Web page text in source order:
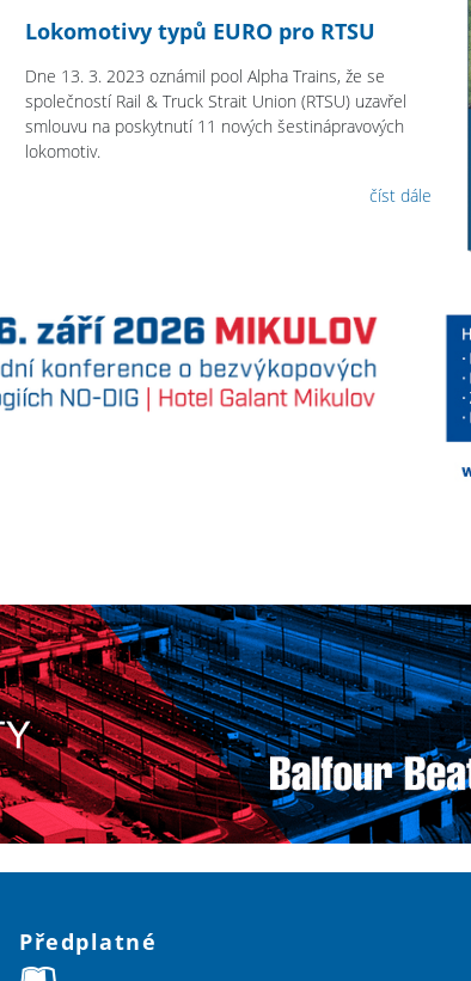
Lokomotivy typů EURO pro RTSU
Dne 13. 3. 2023 oznámil pool Alpha Trains, že se
společností Rail & Truck Strait Union (RTSU) uzavřel
smlouvu na poskytnutí 11 nových šestinápravových
lokomotiv.
číst dále
Předplatné